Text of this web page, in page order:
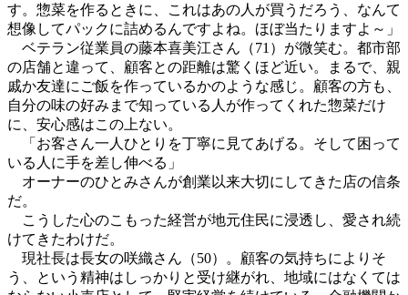
す。惣菜を作るときに、これはあの人が買うだろう、なんて
想像してパックに詰めるんですよね。ほぼ当たりますよ～」
ベテラン従業員の藤本喜美江さん（71）が微笑む。都市部
の店舗と違って、顧客との距離は驚くほど近い。まるで、親
戚か友達にご飯を作っているかのような感じ。顧客の方も、
自分の味の好みまで知っている人が作ってくれた惣菜だけ
に、安心感はこの上ない。
「お客さん一人ひとりを丁寧に見てあげる。そして困って
いる人に手を差し伸べる」
オーナーのひとみさんが創業以来大切にしてきた店の信条
だ。
こうした心のこもった経営が地元住民に浸透し、愛され続
けてきたわけだ。
現社長は長女の咲織さん（50）。顧客の気持ちによりそ
う、という精神はしっかりと受け継がれ、地域にはなくては